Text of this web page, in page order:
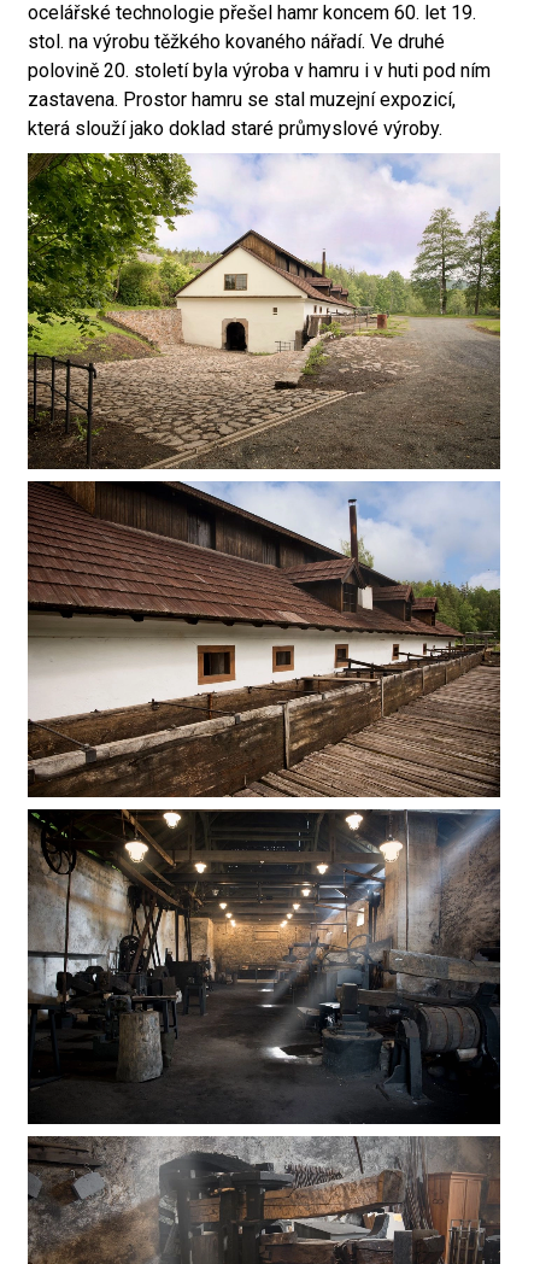
ocelářské technologie přešel hamr koncem 60. let 19.
stol. na výrobu těžkého kovaného nářadí. Ve druhé
polovině 20. století byla výroba v hamru i v huti pod ním
zastavena. Prostor hamru se stal muzejní expozicí,
která slouží jako doklad staré průmyslové výroby.